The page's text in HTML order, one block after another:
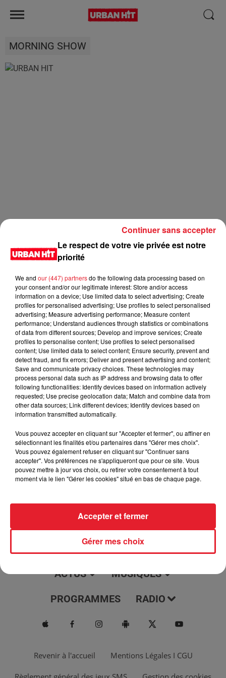
MORNING SHOW
0:00 2 min 55 sec
16 novembre 2021 - 2 min 55 sec
L'info Moulaga du 16/11/2021
Du lundi au vendredi, de 6h à 09h, retrouvez Evan, Sandro,
Aline et Laura pour vous réveiller sur Urban hit. Au
programme : le jeu des 30 secondes chrono, le sondage du
jour, l'info moulaga, le saviez-vous...
ACTUS MUSIQUES
PROGRAMMES RADIO
Revenir à l'accueil Mentions Légales I CGU
Le respect de votre vie privée est notre
priorité
We and our (447) partnersdo the following data processing based on
your consent and/or our legitimate interest: Store and/or access
information on a device; Use limited data to select advertising; Create
profiles for personalised advertising; Use profiles to select personalised
advertising; Measure advertising performance; Measure content
performance; Understand audiences through statistics or combinations
of data from different sources; Develop and improve services; Create
profiles to personalise content; Use profiles to select personalised
content; Use limited data to select content; Ensure security, prevent and
detect fraud, and fix errors; Deliver and present advertising and content;
Save and communicate privacy choices. These technologies may
process personal data such as IP address and browsing data to offer
following functionalities: Identify devices based on information actively
requested; Use precise geolocation data; Match and combine data from
other data sources; Link different devices; Identify devices based on
information transmitted automatically.
Vous pouvez accepter en cliquant sur "Accepter et fermer", ou affiner en
sélectionnant les finalités et/ou partenaires dans "Gérer mes choix".
Vous pouvez également refuser en cliquant sur "Continuer sans
accepter". Vos préférences ne s'appliqueront que pour ce site. Vous
pouvez mettre à jour vos choix, ou retirer votre consentement à tout
moment via le lien "Gérer les cookies" situé en bas de chaque page.
Gérer mes choix
Accepter et fermer
Continuer sans accepter